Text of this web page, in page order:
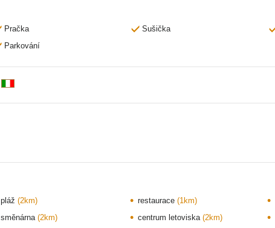
Pračka Sušička
Parkování
pláž (2km) restaurace (1km)
směnárna (2km) centrum letoviska (2km)